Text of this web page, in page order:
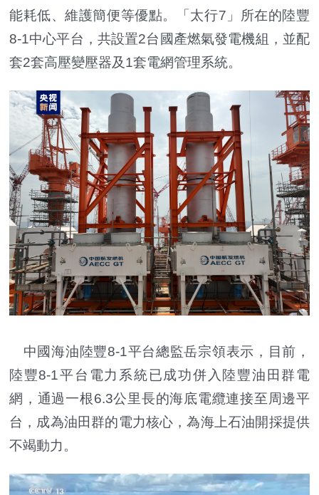
能耗低、維護簡便等優點。「太行7」所在的陸豐
8-1中心平台，共設置2台國產燃氣發電機組，並配
套2套高壓變壓器及1套電網管理系統。
中國海油陸豐8-1平台總監岳宗領表示，目前，
陸豐8-1平台電力系統已成功併入陸豐油田群電
網，通過一根6.3公里長的海底電纜連接至周邊平
台，成為油田群的電力核心，為海上石油開採提供
不竭動力。